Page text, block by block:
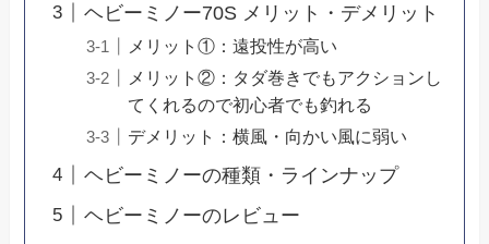
ヘビーミノー70S メリット・デメリット
メリット①：遠投性が高い
メリット②：タダ巻きでもアクションし
てくれるので初心者でも釣れる
デメリット：横風・向かい風に弱い
ヘビーミノーの種類・ラインナップ
ヘビーミノーのレビュー